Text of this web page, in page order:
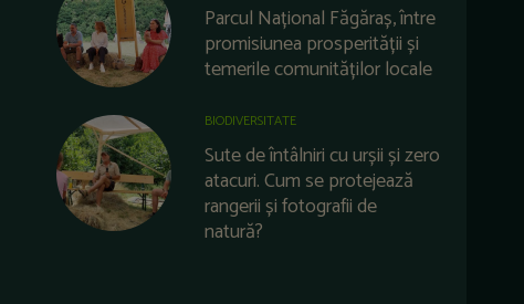
Parcul Național Făgăraș, între
promisiunea prosperității și
temerile comunităților locale
BIODIVERSITATE
Sute de întâlniri cu urșii și zero
atacuri. Cum se protejează
rangerii și fotografii de
natură?